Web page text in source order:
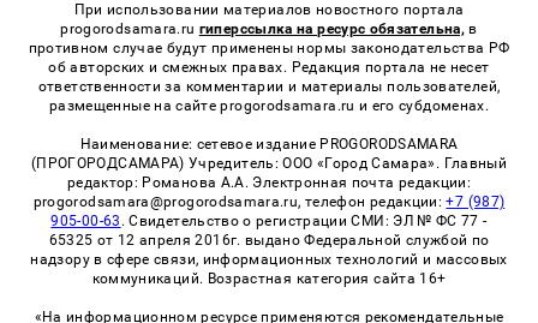
При использовании материалов новостного портала
progorodsamara.ru гиперссылка на ресурс обязательна, в
противном случае будут применены нормы законодательства РФ
об авторских и смежных правах. Редакция портала не несет
ответственности за комментарии и материалы пользователей,
размещенные на сайте progorodsamara.ru и его субдоменах.
Наименование: сетевое издание PROGORODSAMARA
(ПРОГОРОДСАМАРА) Учредитель: ООО «Город Самара». Главный
редактор: Романова А.А. Электронная почта редакции:
progorodsamara@progorodsamara.ru, телефон редакции:+7 (987)
905-00-63 . Свидетельство о регистрации СМИ: ЭЛ № ФС 77 -
65325 от 12 апреля 2016г. выдано Федеральной службой по
надзору в сфере связи, информационных технологий и массовых
коммуникаций. Возрастная категория сайта 16+
«На информационном ресурсе применяются рекомендательные